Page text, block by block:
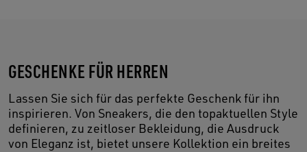
GESCHENKE FÜR HERREN
Lassen Sie sich für das perfekte Geschenk für ihn
inspirieren. Von Sneakers, die den topaktuellen Style
definieren, zu zeitloser Bekleidung, die Ausdruck
von Eleganz ist, bietet unsere Kollektion ein breites